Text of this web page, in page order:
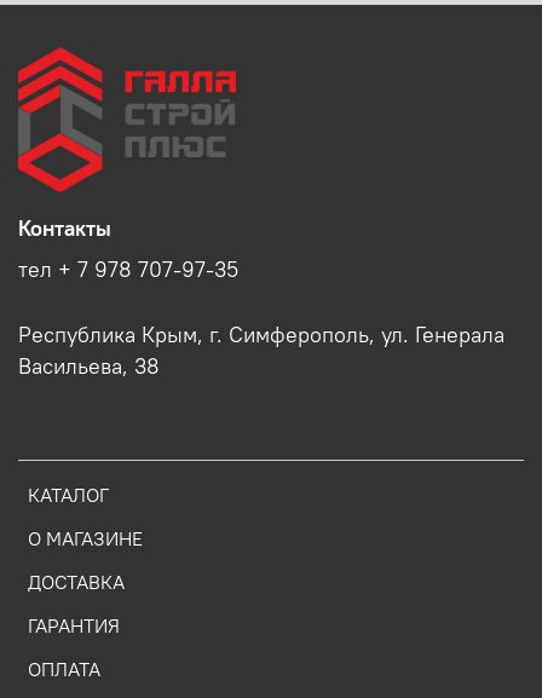
КАТАЛОГ
О МАГАЗИНЕ
ДОСТАВКА
ГАРАНТИЯ
ОПЛАТА
Контакты
тел + 7 978 707-97-35
Республика Крым, г. Симферополь, ул. Генерала
Васильева, 38